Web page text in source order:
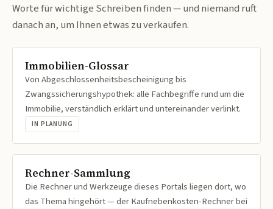
Worte für wichtige Schreiben finden — und niemand ruft
danach an, um Ihnen etwas zu verkaufen.
Immobilien-Glossar
Von Abgeschlossenheitsbescheinigung bis
Zwangssicherungshypothek: alle Fachbegriffe rund um die
Immobilie, verständlich erklärt und untereinander verlinkt.
IN PLANUNG
Rechner-Sammlung
Die Rechner und Werkzeuge dieses Portals liegen dort, wo
das Thema hingehört — der Kaufnebenkosten-Rechner bei